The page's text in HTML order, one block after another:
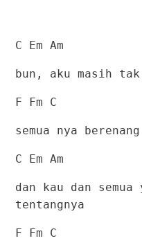
C Em Am
bun, aku masih
F Fm C
semua nya
C Em Am
dan kau dan
tentangnya
F Fm C